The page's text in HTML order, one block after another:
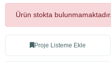
Ürün stokta bulunmamaktadır.
Proje Listeme Ekle